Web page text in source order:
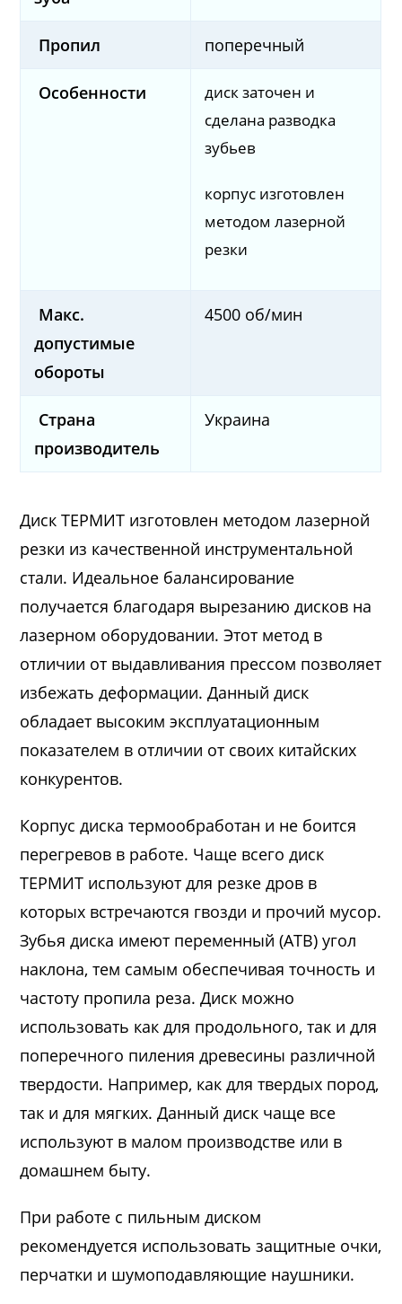
Пропил поперечный
Особенности
диск заточен и
сделана разводка
зубьев
корпус изготовлен
методом лазерной
резки
Макс.
допустимые
обороты
4500 об/мин
Страна
производитель
Украина
Диск ТЕРМИТ изготовлен методом лазерной
резки из качественной инструментальной
стали. Идеальное балансирование
получается благодаря вырезанию дисков на
лазерном оборудовании. Этот метод в
отличии от выдавливания прессом позволяет
избежать деформации. Данный диск
обладает высоким эксплуатационным
показателем в отличии от своих китайских
конкурентов.
Корпус диска термообработан и не боится
перегревов в работе. Чаще всего диск
ТЕРМИТ используют для резке дров в
которых встречаются гвозди и прочий мусор.
Зубья диска имеют переменный (ATB) угол
наклона, тем самым обеспечивая точность и
частоту пропила реза. Диск можно
использовать как для продольного, так и для
поперечного пиления древесины различной
твердости. Например, как для твердых пород,
так и для мягких. Данный диск чаще все
используют в малом производстве или в
домашнем быту.
При работе с пильным диском
рекомендуется использовать защитные очки,
перчатки и шумоподавляющие наушники.